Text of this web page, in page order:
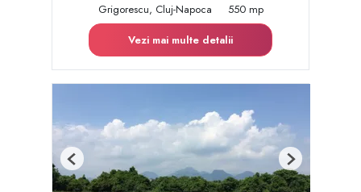
Grigorescu, Cluj-Napoca
550 mp
Vezi mai multe detalii
Previous Next